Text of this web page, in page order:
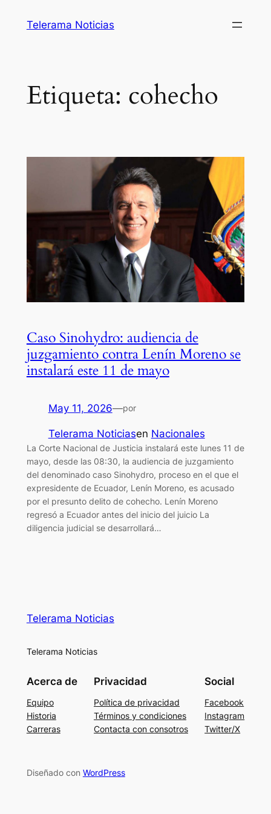
Telerama Noticias
Etiqueta: cohecho
Caso Sinohydro: audiencia de
juzgamiento contra Lenín Moreno se
instalará este 11 de mayo
May 11, 2026—por
Telerama Noticiasen Nacionales
La Corte Nacional de Justicia instalará este lunes 11 de
mayo, desde las 08:30, la audiencia de juzgamiento
del denominado caso Sinohydro, proceso en el que el
expresidente de Ecuador, Lenín Moreno, es acusado
por el presunto delito de cohecho. Lenín Moreno
regresó a Ecuador antes del inicio del juicio La
diligencia judicial se desarrollará…
Telerama Noticias
Telerama Noticias
Acerca de
Equipo
Historia
Carreras
Privacidad
Política de privacidad
Términos y condiciones
Contacta con consotros
Social
Facebook
Instagram
Twitter/X
Diseñado con WordPress